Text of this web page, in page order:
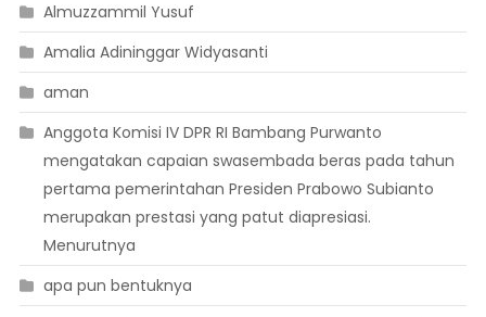
Almuzzammil Yusuf
Amalia Adininggar Widyasanti
aman
Anggota Komisi IV DPR RI Bambang Purwanto
mengatakan capaian swasembada beras pada tahun
pertama pemerintahan Presiden Prabowo Subianto
merupakan prestasi yang patut diapresiasi.
Menurutnya
apa pun bentuknya